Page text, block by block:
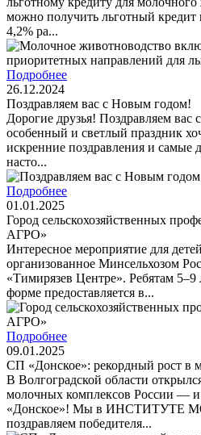
можно получить льготный кредит
4,2% ра...
Подробнее
26.12.2024
Поздравляем вас с Новым годом!
Дорогие друзья! Поздравляем
особенный и светлый праздник
искренние поздравления и
насто...
Подробнее
01.01.2025
Город сельскохозяйственных
АГРО»
Интересное мероприятие для
организованное Минсельхозом
«Тимирязев Центре». Ребятам 5–9
форме предоставляется в...
Подробнее
09.01.2025
СП «Донское»: рекордный рост в
В Волгоградской области
молочных комплексов России —
«Донское»! Мы в ИНСТИТУТЕ
поздравляем победителя...